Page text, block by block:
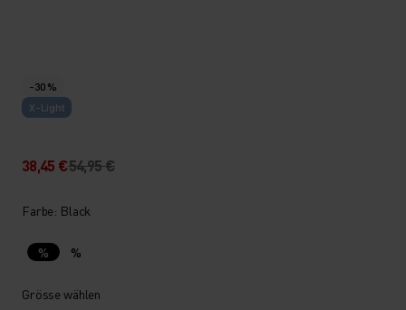
-30 %
X-Light
38,45 €54,95 €
Farbe: Black
% %
Grösse wählen